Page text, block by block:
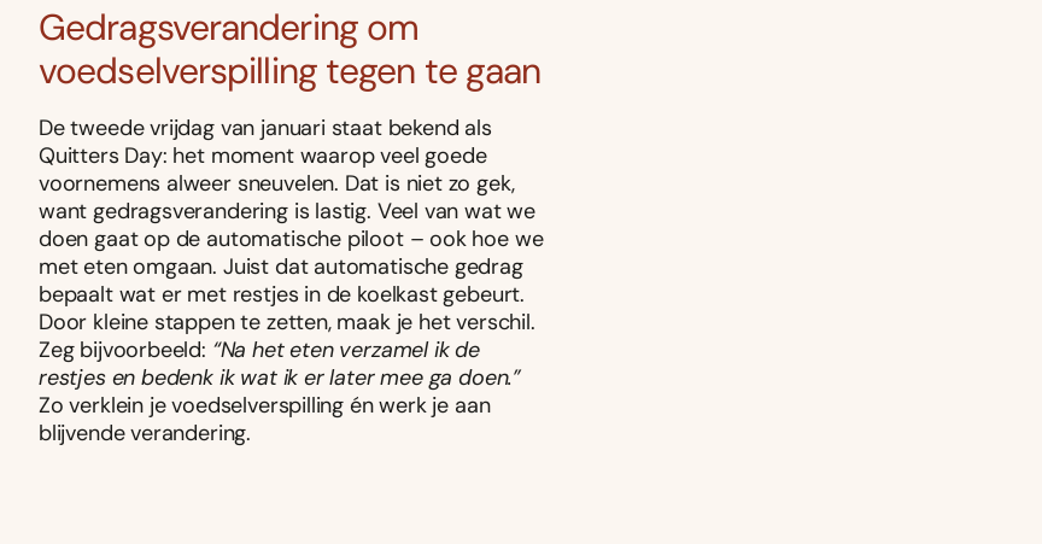
Gedragsverandering om
voedselverspilling tegen te gaan
De tweede vrijdag van januari staat bekend als
Quitters Day: het moment waarop veel goede
voornemens alweer sneuvelen. Dat is niet zo gek,
want gedragsverandering is lastig. Veel van wat we
doen gaat op de automatische piloot – ook hoe we
met eten omgaan. Juist dat automatische gedrag
bepaalt wat er met restjes in de koelkast gebeurt.
Door kleine stappen te zetten, maak je het verschil.
Zeg bijvoorbeeld: “Na het eten verzamel ik de
restjes en bedenk ik wat ik er later mee ga doen.”
Zo verklein je voedselverspilling én werk je aan
blijvende verandering.